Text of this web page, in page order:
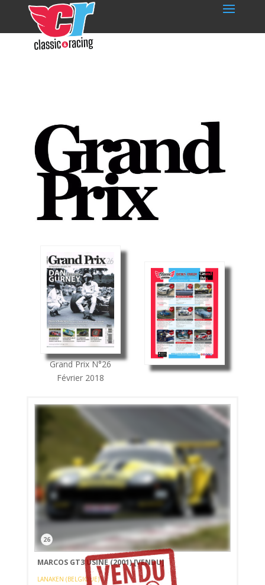
Grand PrixN°26
Février 2018
26
MARCOS GT3 USINE (2001)[VENDU]
LANAKEN (BELGIQUE)